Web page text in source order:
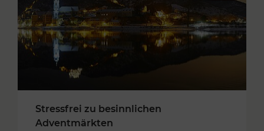
Stressfrei zu besinnlichen
Adventmärkten